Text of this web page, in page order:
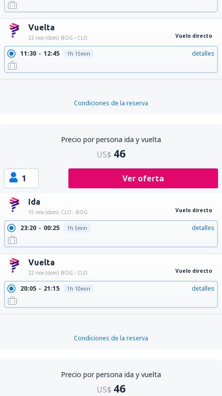
Vuelta
22 nov (dom) BOG - CLO Vuelo directo
11:30 12:45 1h 15min detalles
Condiciones de la reserva
Precio por persona ida y vuelta
US$ 46
1 Ver oferta
Ida
15 nov (dom) CLO - BOG Vuelo directo
23:20 00:25 1h 5min detalles
Vuelta
22 nov (dom) BOG - CLO Vuelo directo
20:05 21:15 1h 10min detalles
Condiciones de la reserva
Precio por persona ida y vuelta
US$ 46